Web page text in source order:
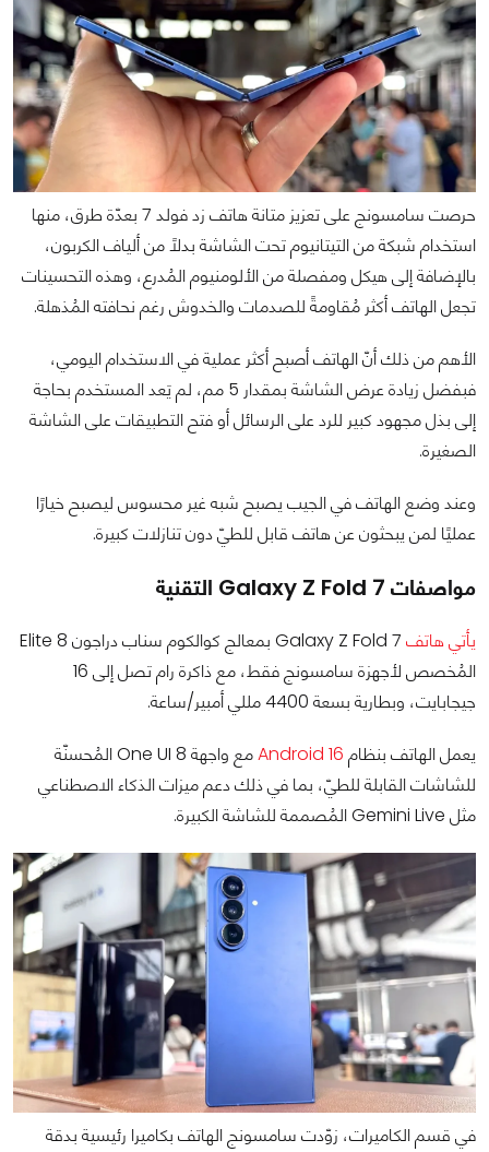
حرصت سامسونج على تعزيز متانة هاتف زد فولد 7 بعدّة طرق، منها
استخدام شبكة من التيتانيوم تحت الشاشة بدلًا من ألياف الكربون،
بالإضافة إلى هيكل ومفصلة من الألومنيوم المُدرع، وهذه التحسينات
تجعل الهاتف أكثر مُقاومةً للصدمات والخدوش رغم نحافته المُذهلة.
الأهم من ذلك أنّ الهاتف أصبح أكثر عملية في الاستخدام اليومي،
فبفضل زيادة عرض الشاشة بمقدار 5 مم، لم يَعد المستخدم بحاجة
إلى بذل مجهود كبير للرد على الرسائل أو فتح التطبيقات على الشاشة
الصغيرة.
وعند وضع الهاتف في الجيب يصبح شبه غير محسوس ليصبح خيارًا
عمليًا لمن يبحثون عن هاتف قابل للطيّ دون تنازلات كبيرة.
مواصفات Galaxy Z Fold 7 التقنية
يأتي هاتف
Galaxy Z Fold 7 بمعالج كوالكوم سناب دراجون 8 Elite
المُخصص لأجهزة سامسونج فقط، مع ذاكرة رام تصل إلى 16
جيجابايت، وبطارية بسعة 4400 مللي أمبير/ساعة.
يعمل الهاتف بنظام Android 16
مع واجهة One UI 8 المُحسنّة
للشاشات القابلة للطيّ، بما في ذلك دعم ميزات الذكاء الاصطناعي
مثل Gemini Live المُصممة للشاشة الكبيرة.
في قسم الكاميرات، زوّدت سامسونج الهاتف بكاميرا رئيسية بدقة